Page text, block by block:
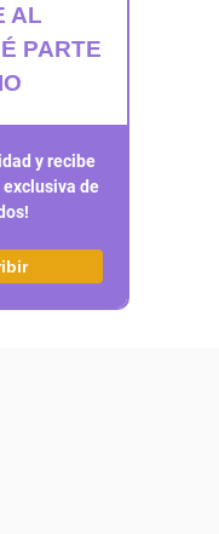
AL
PARTE
y recibe
de